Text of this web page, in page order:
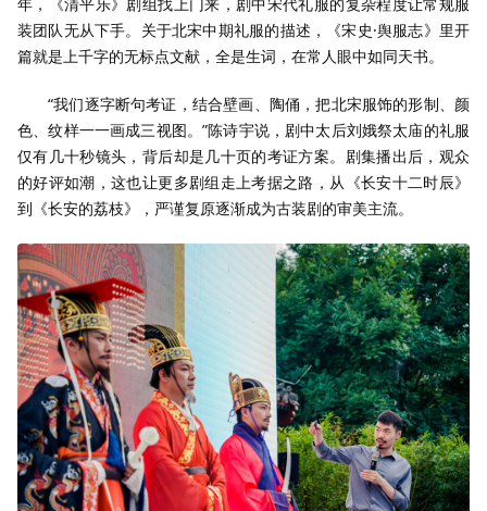
年，《清平乐》剧组找上门来，剧中宋代礼服的复杂程度让常规服
装团队无从下手。关于北宋中期礼服的描述，《宋史·舆服志》里开
篇就是上千字的无标点文献，全是生词，在常人眼中如同天书。
“我们逐字断句考证，结合壁画、陶俑，把北宋服饰的形制、颜
色、纹样一一画成三视图。”陈诗宇说，剧中太后刘娥祭太庙的礼服
仅有几十秒镜头，背后却是几十页的考证方案。剧集播出后，观众
的好评如潮，这也让更多剧组走上考据之路，从《长安十二时辰》
到《长安的荔枝》，严谨复原逐渐成为古装剧的审美主流。